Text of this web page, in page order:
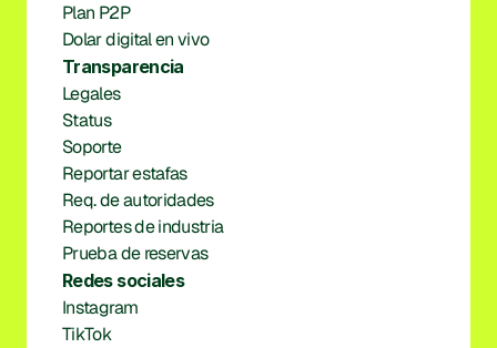
Plan P2P
Dolar digital en vivo
Transparencia
Legales
Status
Soporte
Reportar estafas
Req. de autoridades
Reportes de industria
Prueba de reservas
Redes sociales
Instagram
TikTok